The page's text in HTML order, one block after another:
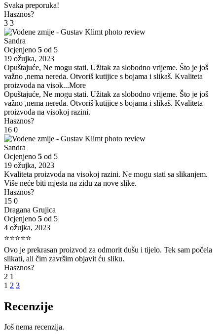
Svaka preporuka!
Hasznos?
3 3
Sandra
Ocjenjeno 5 od 5
19 ožujka, 2023
Opuštajuće, Ne mogu stati. Užitak za slobodno vrijeme. Što je još
važno ,nema nereda. Otvoriš kutijice s bojama i slikaš. Kvaliteta
proizvoda na visok...More
Opuštajuće, Ne mogu stati. Užitak za slobodno vrijeme. Što je još
važno ,nema nereda. Otvoriš kutijice s bojama i slikaš. Kvaliteta
proizvoda na visokoj razini.
Hasznos?
16 0
Sandra
Ocjenjeno 5 od 5
19 ožujka, 2023
Kvaliteta proizvoda na visokoj razini. Ne mogu stati sa slikanjem.
Više neće biti mjesta na zidu za nove slike.
Hasznos?
15 0
Dragana Grujica
Ocjenjeno 5 od 5
4 ožujka, 2023
⭐⭐⭐⭐⭐
Ovo je prekrasan proizvod za odmorit dušu i tijelo. Tek sam počela
slikati, ali čim završim objavit ću sliku.
Hasznos?
2 1
1 2 3
Recenzije
Još nema recenzija.